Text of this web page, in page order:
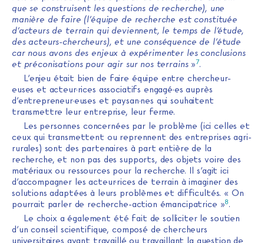
que se construisent les questions de recherche), une
manière de faire (l’équipe de recherche est constituée
d’acteurs de terrain qui deviennent, le temps de l’étude,
des acteurs-chercheurs), et une conséquence de l’étude
car nous avons des enjeux à expérimenter les conclusions
et préconisations pour agir sur nos terrains »7.
L’enjeu était bien de faire équipe entre chercheur-
euses et acteur·rices associatifs engagé·es auprès
d’entrepreneur·euses et paysan·nes qui souhaitent
transmettre leur entreprise, leur ferme.
Les personnes concernées par le problème (ici celles et
ceux qui transmettent ou reprennent des entreprises agri-
rurales) sont des partenaires à part entière de la
recherche, et non pas des supports, des objets voire des
matériaux ou ressources pour la recherche. Il s’agit ici
d’accompagner les acteur·rices de terrain à imaginer des
solutions adaptées à leurs problèmes et difficultés. « On
pourrait parler de recherche-action émancipatrice »8.
Le choix a également été fait de solliciter le soutien
d’un conseil scientifique, composé de chercheurs
universitaires ayant travaillé ou travaillant la question de